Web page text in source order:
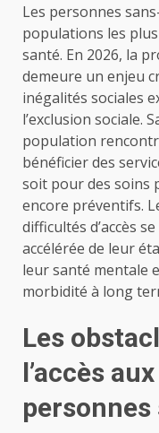
Les personnes
populations les
santé. En 2026, la
demeure un enjeu
inégalités sociales
l’exclusion sociale.
population
bénéficier des
soit pour des soins
encore préventifs.
difficultés d’accès
accélérée de leur
leur santé mentale
morbidité à long
Les
l’accès